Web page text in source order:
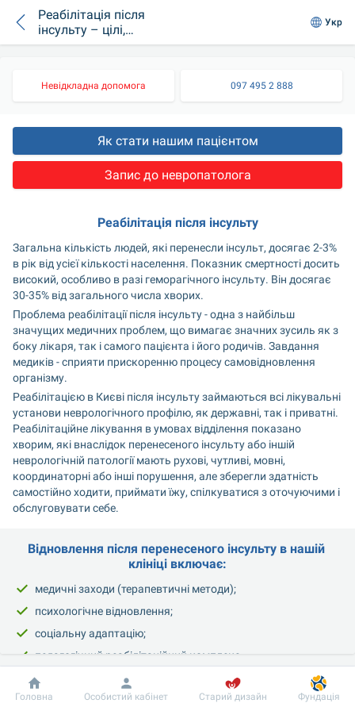
Реабілітація після
інсульту – цілі,
види. Прогноз і
Укр
Невідкладна допомога 097 495 2 888
Як стати нашим пацієнтом
Запис до невропатолога
Реабілітація після інсульту
Загальна кількість людей, які перенесли інсульт, досягає 2-3%
в рік від усієї кількості населення. Показник смертності досить
високий, особливо в разі геморагічного інсульту. Він досягає
30-35% від загального числа хворих.
Проблема реабілітації після інсульту - одна з найбільш
значущих медичних проблем, що вимагає значних зусиль як з
боку лікаря, так і самого пацієнта і його родичів. Завдання
медиків - сприяти прискоренню процесу самовідновлення
організму.
Реабілітацією в Києві після інсульту займаються всі лікувальні
установи неврологічного профілю, як державні, так і приватні.
Реабілітаційне лікування в умовах відділення показано
хворим, які внаслідок перенесеного інсульту або іншій
неврологічній патології мають рухові, чутливі, мовні,
координаторні або інші порушення, але зберегли здатність
самостійно ходити, приймати їжу, спілкуватися з оточуючими і
обслуговувати себе.
Відновлення після перенесеного інсульту в нашій
клініці включає:
медичні заходи (терапевтичні методи);
психологічне відновлення;
соціальну адаптацію;
педагогічний реабілітаційний комплекс.
Відновлювальні заходи повинні починатися якомога раніше,
Добробут Інформація Пацієнту
Головна Особистий кабінет Старий дизайн Фундація